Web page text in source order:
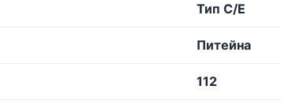
Тип C/E
Питейна
112